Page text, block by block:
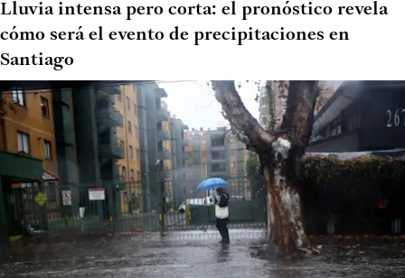
Lluvia intensa pero corta: el pronóstico revela
cómo será el evento de precipitaciones en
Santiago